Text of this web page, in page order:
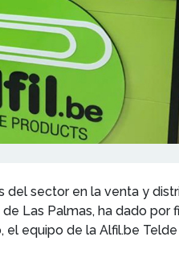
del sector en la venta y
Las Palmas, ha dado
equipo de la Alfil.be